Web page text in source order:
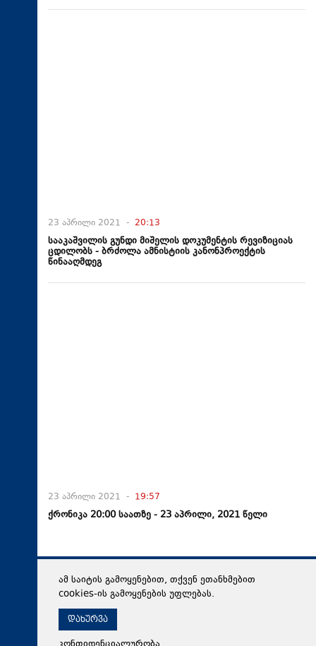
23 აპრილი 2021 - 20:13
სააკაშვილის გუნდი მიშელის დოკუმენტის რევიზიციას
ცდილობს - ბრძოლა ამნისტიის კანონპროექტის
წინააღმდეგ
23 აპრილი 2021 - 19:57
ქრონიკა 20:00 საათზე - 23 აპრილი, 2021 წელი
ამ საიტის გამოყენებით, თქვენ ეთანხმებით
cookies-ის გამოყენების უფლებას.
დახურვა